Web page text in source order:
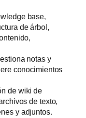
base,
de árbol,
notas y
conocimientos
de wiki de
de texto,
y adjuntos.